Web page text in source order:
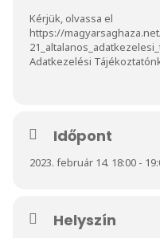
Kérjük, olvassa el
https://
Adatkezelési
Időpont
2023. február 14. 18:00 -
Helyszín